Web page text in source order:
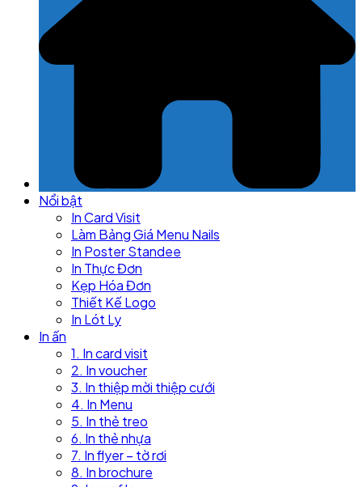
Nổi bật
In Card Visit
Làm Bảng Giá Menu Nails
In Poster Standee
In Thực Đơn
Kẹp Hóa Đơn
Thiết Kế Logo
In Lót Ly
In ấn
1. In card visit
2. In voucher
3. In thiệp mời thiệp cưới
4. In Menu
5. In thẻ treo
6. In thẻ nhựa
7. In flyer – tờ rơi
8. In brochure